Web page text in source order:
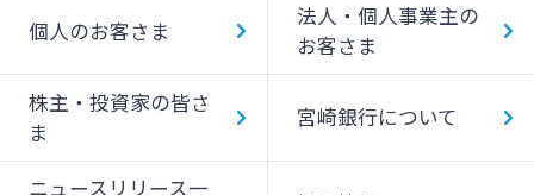
デビットカード
個人のお客さま
法人・個人事業主の
お客さま
株主・投資家の皆さ
ま
宮崎銀行について
ニュースリリース一